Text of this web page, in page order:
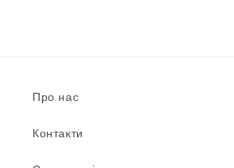
Про нас
Контакти